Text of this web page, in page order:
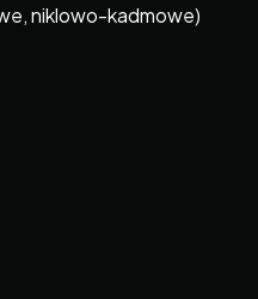
niklowo-kadmowe)